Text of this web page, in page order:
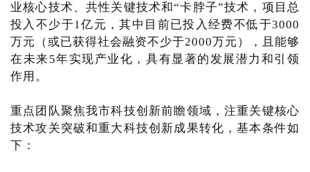
业核心技术、共性关键技术和“卡脖子”技术，项目总
投入不少于1亿元，其中目前已投入经费不低于3000
万元（或已获得社会融资不少于2000万元），且能够
在未来5年实现产业化，具有显著的发展潜力和引领
作用。
重点团队聚焦我市科技创新前瞻领域，注重关键核心
技术攻关突破和重大科技创新成果转化，基本条件如
下：